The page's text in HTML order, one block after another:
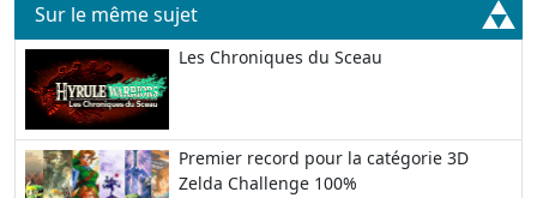
Sur le même sujet
Les Chroniques du Sceau
Premier record pour la catégorie 3D
Zelda Challenge 100%